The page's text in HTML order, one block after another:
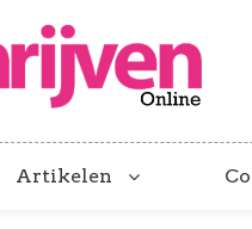
Artikelen